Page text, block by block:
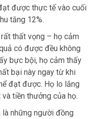
được thực tế vào cuối
tăng 12%.
thất vọng – họ cảm
có được đều không
bực bội, họ cảm thấy
bại này ngay từ khi
đạt được. Họ lo lắng
tiền thưởng của họ.
là những người đồng